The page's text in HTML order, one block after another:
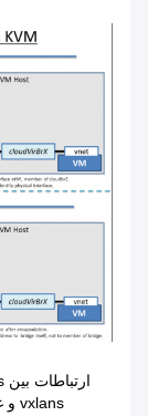
vxlans و غیر vxlans، باید از طریق مسیریابی IP تحقق یابد.